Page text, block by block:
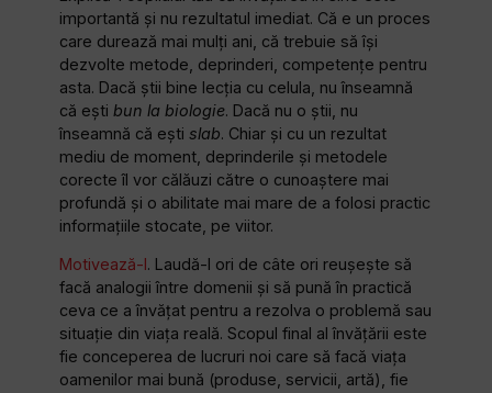
importantă și nu rezultatul imediat. Că e un proces
care durează mai mulți ani, că trebuie să își
dezvolte metode, deprinderi, competențe pentru
asta. Dacă știi bine lecția cu celula, nu înseamnă
că ești bun la biologie. Dacă nu o știi, nu
înseamnă că eștislab. Chiar și cu un rezultat
mediu de moment, deprinderile și metodele
corecte îl vor călăuzi către o cunoaștere mai
profundă și o abilitate mai mare de a folosi practic
informațiile stocate, pe viitor.
Motivează-l. Laudă-l ori de câte ori reușește să
facă analogii între domenii și să pună în practică
ceva ce a învățat pentru a rezolva o problemă sau
situație din viața reală. Scopul final al învățării este
fie conceperea de lucruri noi care să facă viața
oamenilor mai bună (produse, servicii, artă), fie